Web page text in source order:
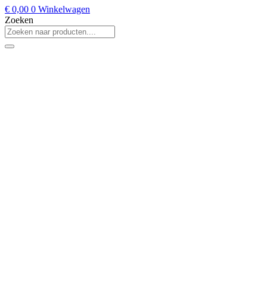
€ 0,00 0 Winkelwagen
Zoeken